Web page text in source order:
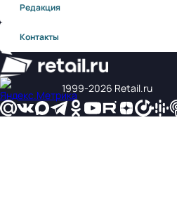
Редакция
Контакты
1999‑2026 Retail.ru